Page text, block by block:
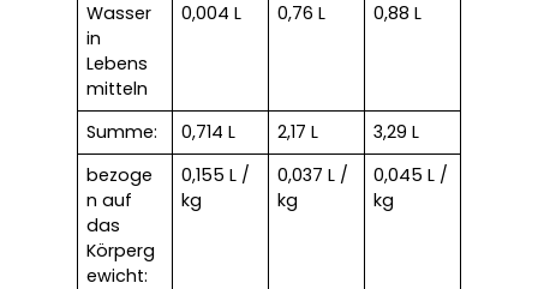
Wasser
in
Lebens
mitteln
0,004 L 0,76 L 0,88 L
Summe: 0,714 L 2,17 L
3,29 L
bezoge
n auf
das
Körperg
ewicht:
0,155 L /
kg
0,037 L /
kg
0,045 L /
kg